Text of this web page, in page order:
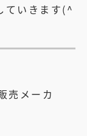
ていきます(^
売メーカ